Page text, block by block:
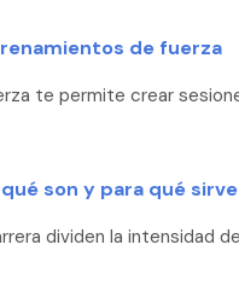
de fuerza
te permite crear
son y para qué
dividen la intensidad